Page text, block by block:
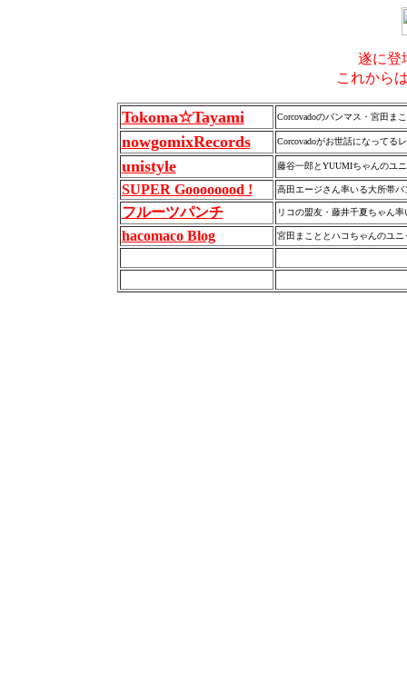
遂に登
これから
Tokoma☆Tayami Corcovadoのバンマス・宮田ま
nowgomixRecords Corcovadoがお世話になってる
unistyle 藤谷一郎とYUUMIちゃんのユ
SUPER Goooooood ! 高田エージさん率いる大所帯バ
フルーツパンチ リコの盟友・藤井千夏ちゃん
hacomaco Blog 宮田まこととハコちゃんのユニ